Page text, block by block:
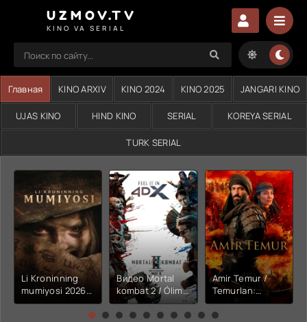
UZMOV.TV
KINO VA SERIAL
Главная KINO ARXIV KINO 2024 KINO 2025 JANGARI KINO
UJAS KINO HIND KINO SERIAL KOREYA SERIAL
TURK SERIAL
Li Kroninning
mumiyosi 2026
(uzbek tilida
kino) tarjima HD
Видео Mortal
kombat 2 / Ólim
jangi 2 (2026)
Uzbek tilida
Amir Temur /
Temurlan:
Fathchining
yuksalishi